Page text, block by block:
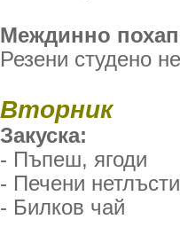
Междинно
Резени студено
Вторник
Закуска:
- Пъпеш, ягоди
- Печени
- Билков чай